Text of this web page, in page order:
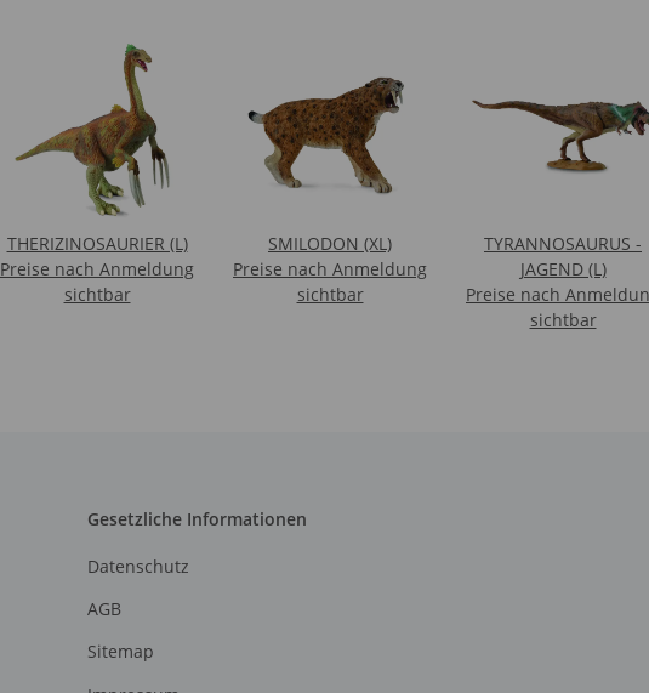
THERIZINOSAURIER (L)
Preise nach Anmeldung
sichtbar
SMILODON (XL)
Preise nach Anmeldung
sichtbar
TYRANNOSAURUS -
JAGEND (L)
Preise nach
sichtbar
Gesetzliche Informationen
Datenschutz
AGB
Sitemap